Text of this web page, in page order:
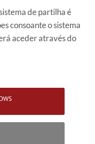
de partilha é
consoante o sistema
aceder através do